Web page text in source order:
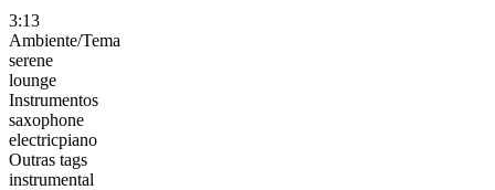
3:13
Ambiente/Tema
serene
lounge
Instrumentos
saxophone
electricpiano
Outras tags
instrumental